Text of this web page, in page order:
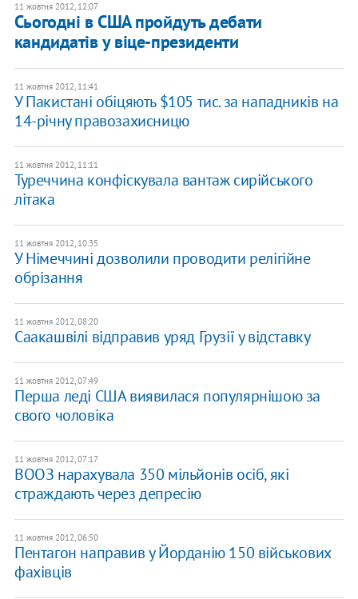
11 жовтня 2012, 12:07
Сьогодні в США пройдуть дебати
кандидатів у віце-президенти
11 жовтня 2012, 11:41
У Пакистані обіцяють $105 тис. за нападників на
14-річну правозахисницю
11 жовтня 2012, 11:11
Туреччина конфіскувала вантаж сирійського
літака
11 жовтня 2012, 10:35
У Німеччині дозволили проводити релігійне
обрізання
11 жовтня 2012, 08:20
Саакашвілі відправив уряд Грузії у відставку
11 жовтня 2012, 07:49
Перша леді США виявилася популярнішою за
свого чоловіка
11 жовтня 2012, 07:17
ВООЗ нарахувала 350 мільйонів осіб, які
страждають через депресію
11 жовтня 2012, 06:50
Пентагон направив у Йорданію 150 військових
фахівців